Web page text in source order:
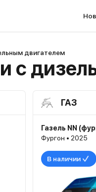
двигателем
с
ГАЗ
Газель NN
Фургон • 2025
В наличии